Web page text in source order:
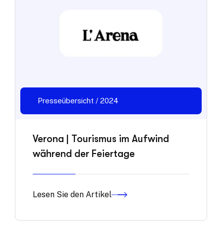
Presseübersicht / 2024
Verona | Tourismus im Aufwind
während der Feiertage
Lesen Sie den Artikel